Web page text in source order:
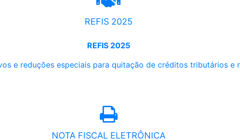
REFIS 2025
REFIS 2025
e reduções especiais para quitação de créditos tributários e
NOTA FISCAL ELETRÔNICA